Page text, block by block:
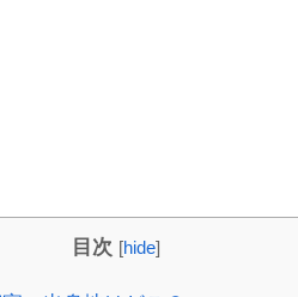
目次 [hide]